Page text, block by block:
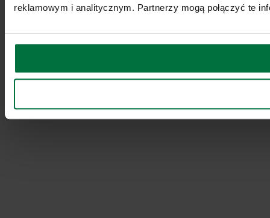
reklamowym i analitycznym. Partnerzy mogą połączyć te